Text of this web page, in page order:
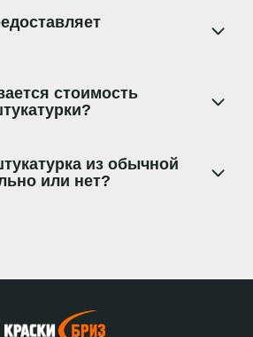
стоимость
из обычной
или нет?